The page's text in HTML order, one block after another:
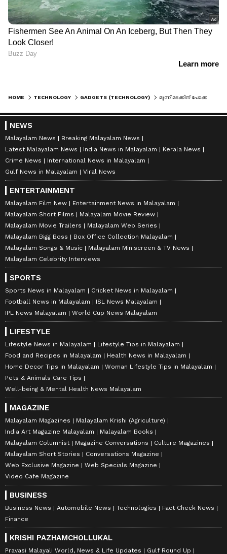
HOME TECHNOLOGY GADGETS (TECHNOLOGY)
NEWS
Malayalam News
Breaking Malayalam News
Latest Malayalam News
India News in Malayalam
Kerala News
Crime News
International News in Malayalam
Gulf News in Malayalam
Viral News
ENTERTAINMENT
Malayalam Film New
Entertainment News in Malayalam
Malayalam Short Films
Malayalam Movie Review
Malayalam Movie Trailers
Malayalam Web Series
Malayalam Bigg Boss
Box Office Collection Malayalam
Malayalam Songs & Music
Malayalam Miniscreen & TV News
Malayalam Celebrity Interviews
SPORTS
Sports News in Malayalam
Cricket News in Malayalam
Football News in Malayalam
ISL News Malayalam
IPL News Malayalam
World Cup News Malayalam
LIFESTYLE
Lifestyle News in Malayalam
Lifestyle Tips in Malayalam
Food and Recipes in Malayalam
Health News in Malayalam
Home Decor Tips in Malayalam
Woman Lifestyle Tips in Malayalam
Pets & Animals Care Tips
Well-being & Mental Health News Malayalam
MAGAZINE
Malayalam Magazines
Malayalam Krishi (Agriculture)
India Art Magazine Malayalam
Malayalam Books
Malayalam Columnist
Magazine Conversations
Culture Magazines
Malayalam Short Stories
Conversations Magazine
Web Exclusive Magazine
Web Specials Magazine
Video Cafe Magazine
BUSINESS
Business News Automobile News Technologies
Fact Check News
Finance
KRISHI PAZHAMCHOLLUKAL
Pravasi Malayali World, News & Life Updates Gulf Round Up